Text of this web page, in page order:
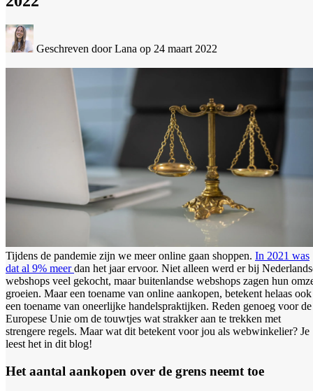
Geschreven door Lana op 24 maart 2022
Tijdens de pandemie zijn we meer online gaan shoppen. In 2021 was
dat al 9% meerdan het jaar ervoor. Niet alleen werd er bij
webshops veel gekocht, maar buitenlandse webshops zagen hun
groeien. Maar een toename van online aankopen, betekent helaas ook
een toename van oneerlijke handelspraktijken. Reden genoeg voor de
Europese Unie om de touwtjes wat strakker aan te trekken met
strengere regels. Maar wat dit betekent voor jou als webwinkelier? Je
leest het in dit blog!
Het aantal aankopen over de grens neemt toe